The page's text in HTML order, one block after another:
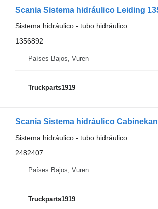
Scania Sistema hidráulico Leiding
Sistema hidráulico - tubo hidráulico
1356892
Países Bajos, Vuren
Truckparts1919
Scania Sistema hidráulico
Sistema hidráulico - tubo hidráulico
2482407
Países Bajos, Vuren
Truckparts1919